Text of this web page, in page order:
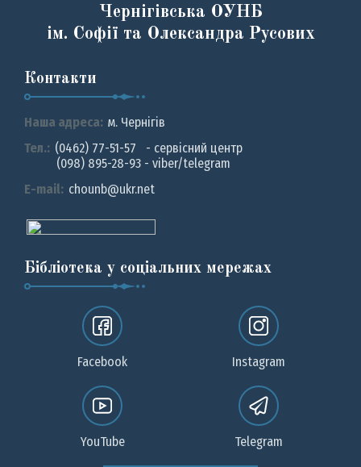
Чернігівська ОУНБ
ім. Софії та Олександра Русових
Контакти
Наша адреса: м. Чернiгiв
Тел.: (0462) 77-51-57 - сервісний центр
(098) 895-28-93 - viber/telegram
E-mail: chounb@ukr.net
Бібліотека у соціальних мережах
Facebook Instagram
YouTube Telegram